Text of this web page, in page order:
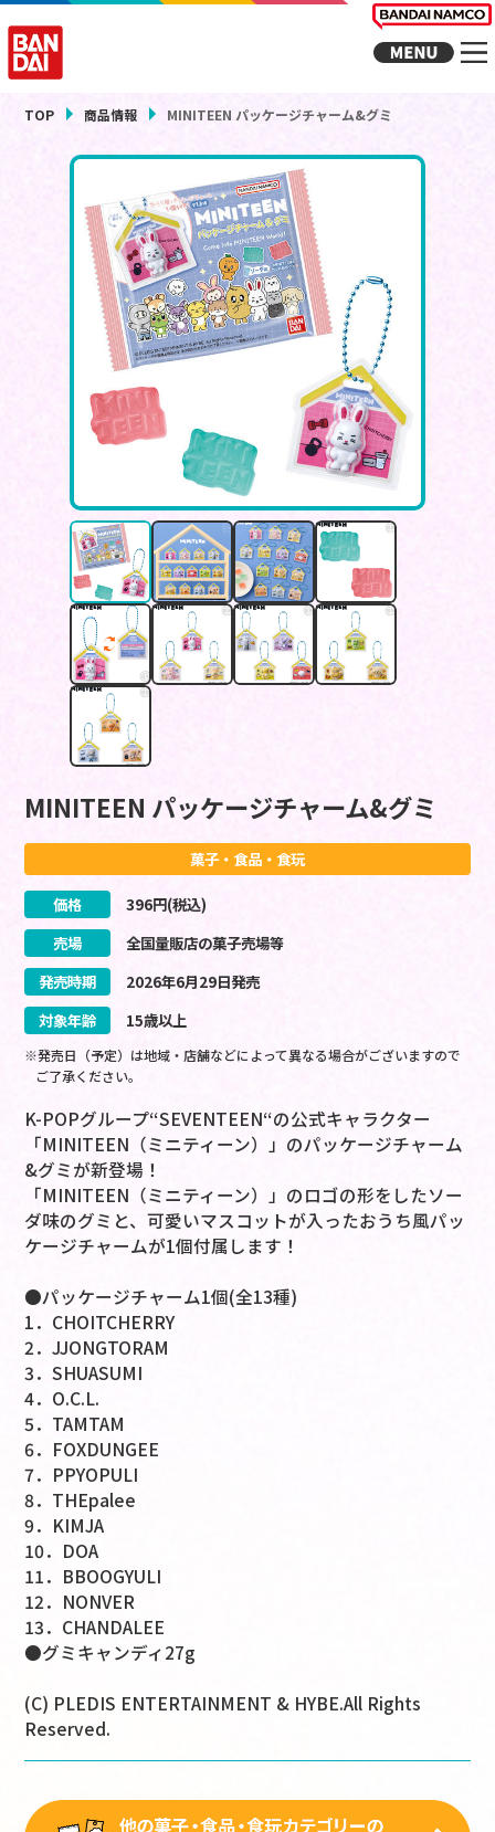
TOP 商品情報 MINITEEN パッケージチャーム&グミ
MINITEEN パッケージチャーム&グミ
菓子・食品・食玩
価格 396円(税込)
売場
全国量販店の菓子売場等
発売時期
2026年6月29日発売
対象年齢
15歳以上
※発売日（予定）は地域・店舗などによって異なる場合がございますので
ご了承ください。
K-POPグループ“SEVENTEEN“の公式キャラクター
「MINITEEN（ミニティーン）」のパッケージチャーム
&グミが新登場！
「MINITEEN（ミニティーン）」のロゴの形をしたソー
ダ味のグミと、可愛いマスコットが入ったおうち風パッ
ケージチャームが1個付属します！
●パッケージチャーム1個(全13種)
1．CHOITCHERRY
2．JJONGTORAM
3．SHUASUMI
4．O.C.L.
5．TAMTAM
6．FOXDUNGEE
7．PPYOPULI
8．THEpalee
9．KIMJA
10．DOA
11．BBOOGYULI
12．NONVER
13．CHANDALEE
●グミキャンディ27g
(C) PLEDIS ENTERTAINMENT & HYBE.All Rights
Reserved.